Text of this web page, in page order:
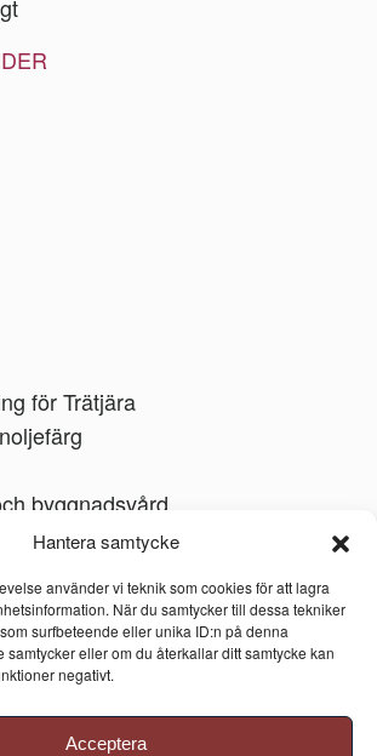
Hantera samtycke
använder vi teknik som cookies för att lagra
När du samtycker till dessa tekniker
surfbeteende eller unika ID:n på denna
samtycker eller om du återkallar ditt samtycke kan
negativt.
Acceptera
för Trätjära
byggnadsvård